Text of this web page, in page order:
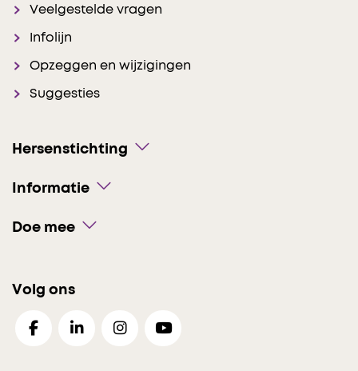
Veelgestelde vragen
Infolijn
Opzeggen en wijzigingen
Suggesties
Hersenstichting
Informatie
Doe mee
Volg ons